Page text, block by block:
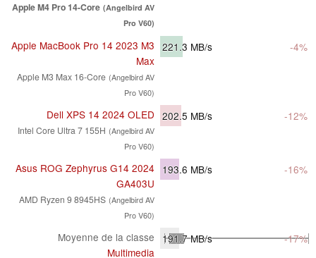
Apple M4 Pro 14-Core (Angelbird AV
Pro V60)
Apple MacBook Pro 14 2023 M3
Max
Apple M3 Max 16-Core (Angelbird AV
Pro V60)
221.3 MB/s -4%
Dell XPS 14 2024 OLED
Intel Core Ultra 7 155H (Angelbird AV
Pro V60)
202.5 MB/s -12%
Asus ROG Zephyrus G14 2024
GA403U
AMD Ryzen 9 8945HS (Angelbird AV
Pro V60)
193.6 MB/s -16%
Moyenne de la classe
Multimedia
191.7MB/s -17%